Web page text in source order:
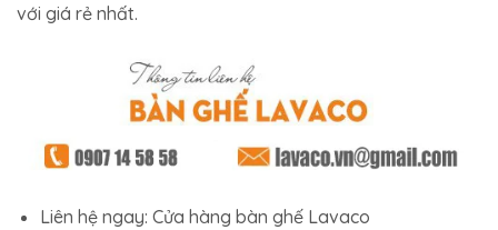
với giá rẻ nhất.
Liên hệ ngay: Cửa hàng bàn ghế Lavaco